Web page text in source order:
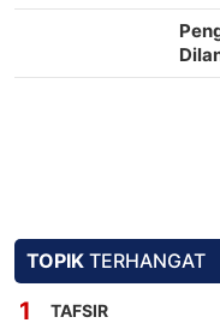
TOPIK TERHANGAT
TAFSIR